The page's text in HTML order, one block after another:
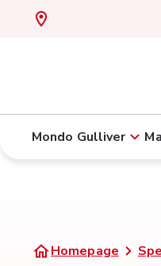
Mondo Gulliver
Homepage